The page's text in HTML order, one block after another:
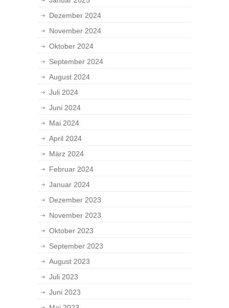
Dezember 2024
November 2024
Oktober 2024
September 2024
August 2024
Juli 2024
Juni 2024
Mai 2024
April 2024
März 2024
Februar 2024
Januar 2024
Dezember 2023
November 2023
Oktober 2023
September 2023
August 2023
Juli 2023
Juni 2023